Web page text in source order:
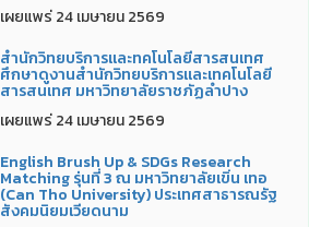
เผยแพร่ 24 เมษายน 2569
สำนักวิทยบริการและทคโนโลยีสารสนเทศ
ศึกษาดูงานสำนักวิทยบริการและเทคโนโลยี
สารสนเทศ มหาวิทยาลัยราชภัฏลำปาง
เผยแพร่ 24 เมษายน 2569
English Brush Up & SDGs Research
Matching รุ่นที่ 3 ณ มหาวิทยาลัยเขิ่น เทอ
(Can Tho University) ประเทศสาธารณรัฐ
สังคมนิยมเวียดนาม